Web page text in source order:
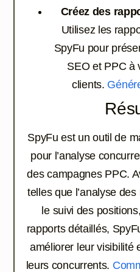
Créez des
Utilisez les
SpyFu pour
SEO et PPC à
clients.
SpyFu est un outil de
pour l’analyse
des campagnes PPC.
telles que l’analyse
le suivi des
rapports détaillés,
améliorer leur visibilité
leurs concurrents.